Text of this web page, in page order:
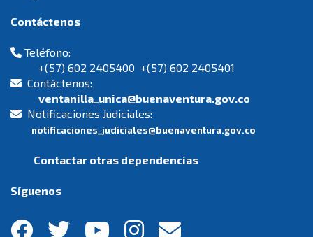
Contáctenos
Teléfono:
+(57) 602 2405400 +(57) 602 2405401
Contáctenos:
ventanilla_unica@buenaventura.gov.co
Notificaciones Judiciales:
notificaciones_judiciales@buenaventura.gov.co
Contactar otras dependencias
Síguenos